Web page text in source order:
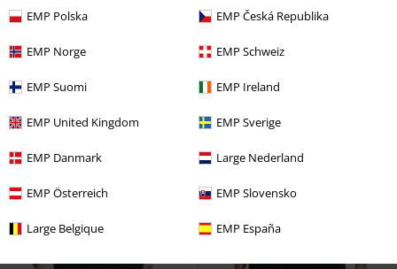
EMP Polska EMP Česká Republika
EMP Norge EMP Schweiz
EMP Suomi EMP Ireland
EMP United Kingdom EMP Sverige
EMP Danmark Large Nederland
EMP Österreich EMP Slovensko
Large Belgique EMP España